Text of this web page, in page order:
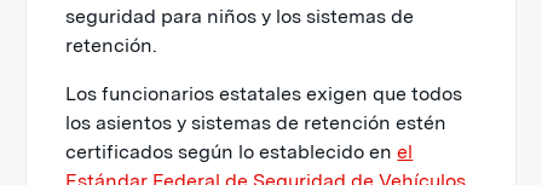
seguridad para niños y los sistemas de
retención.
Los funcionarios estatales exigen que todos
los asientos y sistemas de retención estén
certificados según lo establecido enel